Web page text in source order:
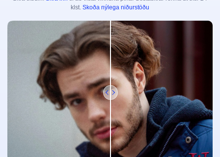
Sjálfvirkur texta-gjafi
klst. Skoða nýlega niðurstöðu